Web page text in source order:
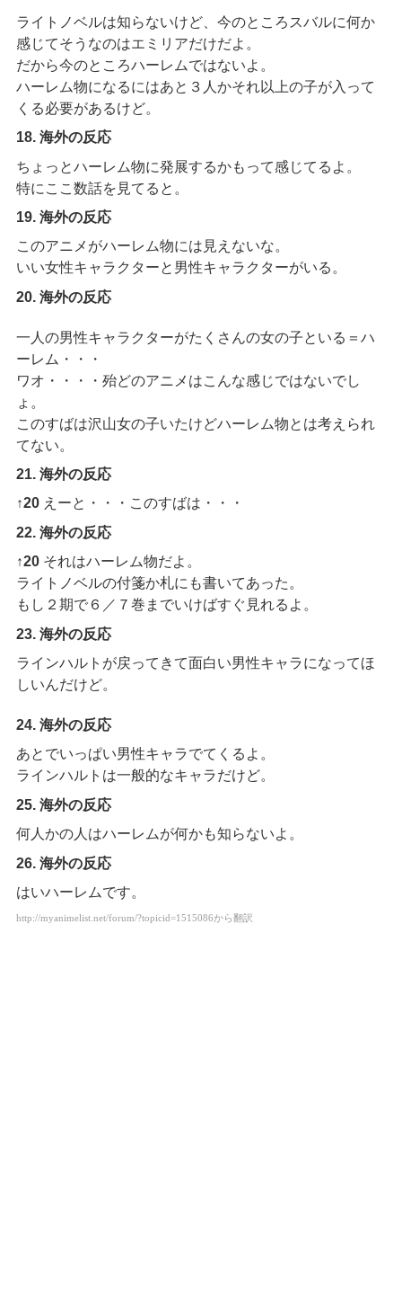
ライトノベルは知らないけど、今のところスバルに何か
感じてそうなのはエミリアだけだよ。
だから今のところハーレムではないよ。
ハーレム物になるにはあと３人かそれ以上の子が入って
くる必要があるけど。
18. 海外の反応
ちょっとハーレム物に発展するかもって感じてるよ。
特にここ数話を見てると。
19. 海外の反応
このアニメがハーレム物には見えないな。
いい女性キャラクターと男性キャラクターがいる。
20. 海外の反応
一人の男性キャラクターがたくさんの女の子といる＝ハ
ーレム・・・
ワオ・・・・殆どのアニメはこんな感じではないでし
ょ。
このすばは沢山女の子いたけどハーレム物とは考えられ
てない。
21. 海外の反応
↑20えーと・・・このすばは・・・
22. 海外の反応
↑20それはハーレム物だよ。
ライトノベルの付箋か札にも書いてあった。
もし２期で６／７巻までいけばすぐ見れるよ。
23. 海外の反応
ラインハルトが戻ってきて面白い男性キャラになってほ
しいんだけど。
24. 海外の反応
あとでいっぱい男性キャラでてくるよ。
ラインハルトは一般的なキャラだけど。
25. 海外の反応
何人かの人はハーレムが何かも知らないよ。
26. 海外の反応
はいハーレムです。
http://myanimelist.net/forum/?topicid=1515086から翻訳